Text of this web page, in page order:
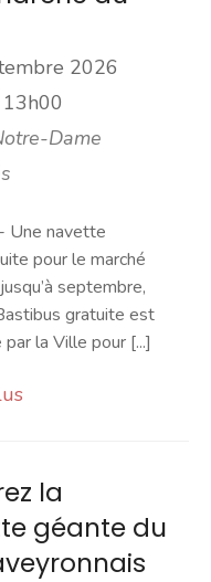
2026
Dame
Une navette
pour le marché
septembre,
gratuite est
la Ville pour [...]
la
géante du